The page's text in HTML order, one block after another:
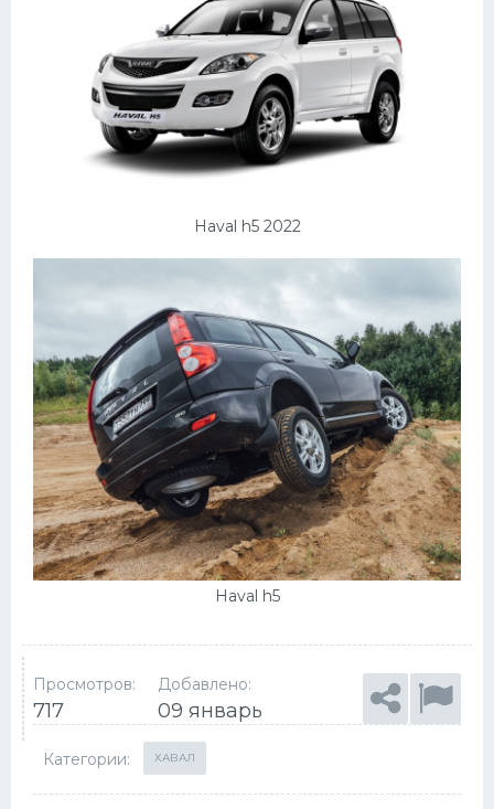
Haval h5 2022
Haval h5
Просмотров:
717
Добавлено:
09 январь
Категории: ХАВАЛ